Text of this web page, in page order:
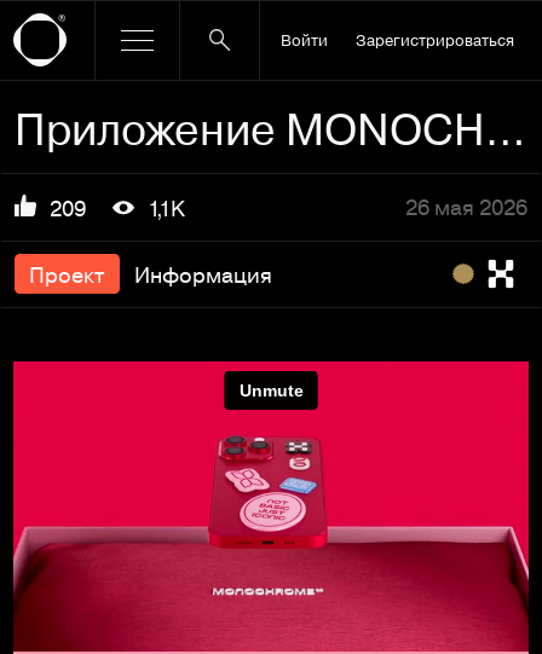
Войти Зарегистрироваться
Приложение MONOCHROME
209 1,1K 26 мая 2026
Проект Информация